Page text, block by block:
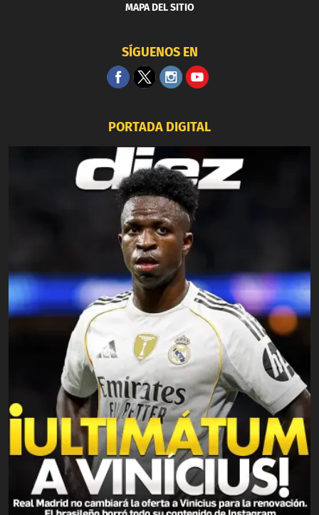
MAPA DEL SITIO
SÍGUENOS EN
PORTADA DIGITAL